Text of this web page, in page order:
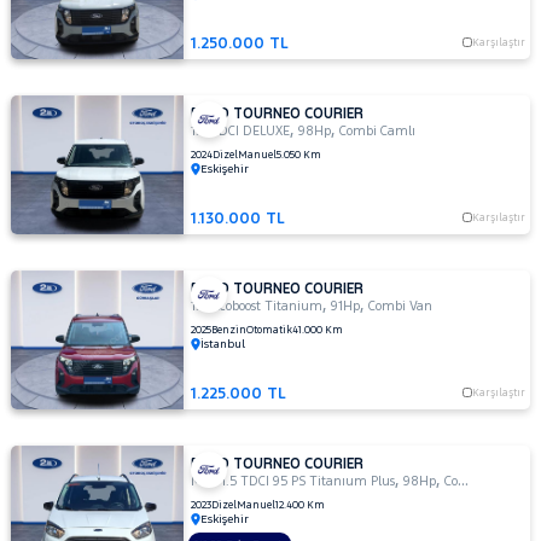
LINE
1.5
DELUX
TDCI
DELUXE
1.5 TDCI
TITANIUM
TİTANİUM
1.5 TDCI
TİTANİUM
PLUS
1.5
TREND
1.5
TDCi
Delux
1.250.000 TL Karşılaştır
FORD TOURNEO COURIER
1.5 TDCI DELUXE,98Hp,Combi Camlı
2024DizelManuel5.050 Km
Eskişehir
1.130.000 TL Karşılaştır
FORD TOURNEO COURIER
1.0 Ecoboost Titanium,91Hp,Combi Van
2025BenzinOtomatik41.000 Km
İstanbul
1.225.000 TL Karşılaştır
FORD TOURNEO COURIER
MCA 1.5 TDCI 95 PS Titanıum Plus,98Hp,Combi Camlı
2023DizelManuel12.400 Km
Eskişehir